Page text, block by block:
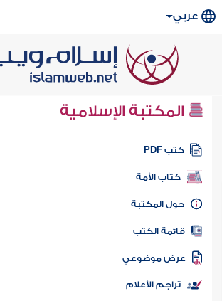
عربي
المكتبة الإسلامية
كتب PDF
كتاب الأمة
المكتبة
الكتب
موضوعي